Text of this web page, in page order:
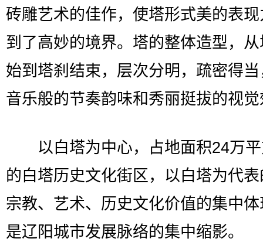
砖雕艺术的佳作，使塔形式美的表
到了高妙的境界。塔的整体造型，
始到塔刹结束，层次分明，疏密得
音乐般的节奏韵味和秀丽挺拔的视
以白塔为中心，占地面积24万平
的白塔历史文化街区，以白塔为代
宗教、艺术、历史文化价值的集中
是辽阳城市发展脉络的集中缩影。